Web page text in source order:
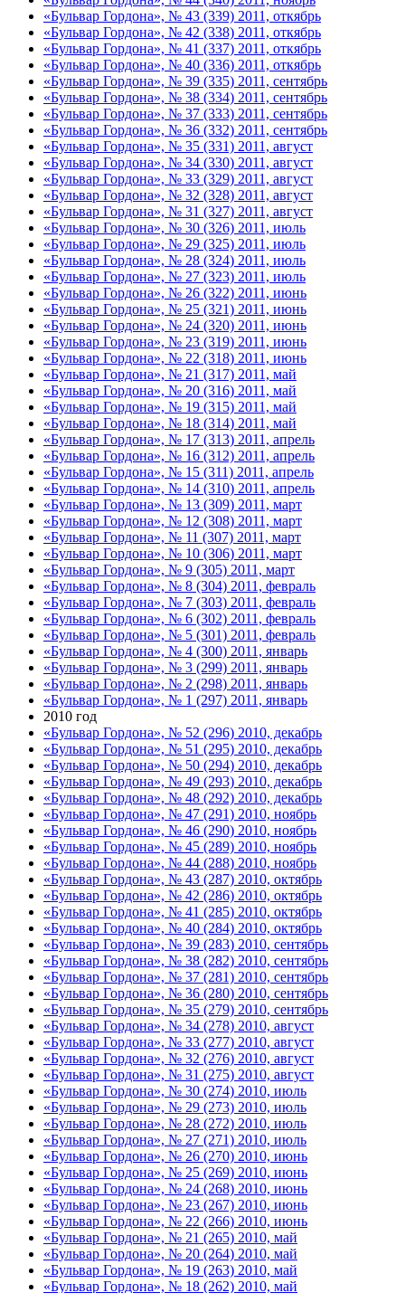
«Бульвар Гордона», № 43 (339) 2011, откябрь
«Бульвар Гордона», № 42 (338) 2011, откябрь
«Бульвар Гордона», № 41 (337) 2011, откябрь
«Бульвар Гордона», № 40 (336) 2011, откябрь
«Бульвар Гордона», № 39 (335) 2011, сентябрь
«Бульвар Гордона», № 38 (334) 2011, сентябрь
«Бульвар Гордона», № 37 (333) 2011, сентябрь
«Бульвар Гордона», № 36 (332) 2011, сентябрь
«Бульвар Гордона», № 35 (331) 2011, август
«Бульвар Гордона», № 34 (330) 2011, август
«Бульвар Гордона», № 33 (329) 2011, август
«Бульвар Гордона», № 32 (328) 2011, август
«Бульвар Гордона», № 31 (327) 2011, август
«Бульвар Гордона», № 30 (326) 2011, июль
«Бульвар Гордона», № 29 (325) 2011, июль
«Бульвар Гордона», № 28 (324) 2011, июль
«Бульвар Гордона», № 27 (323) 2011, июль
«Бульвар Гордона», № 26 (322) 2011, июнь
«Бульвар Гордона», № 25 (321) 2011, июнь
«Бульвар Гордона», № 24 (320) 2011, июнь
«Бульвар Гордона», № 23 (319) 2011, июнь
«Бульвар Гордона», № 22 (318) 2011, июнь
«Бульвар Гордона», № 21 (317) 2011, май
«Бульвар Гордона», № 20 (316) 2011, май
«Бульвар Гордона», № 19 (315) 2011, май
«Бульвар Гордона», № 18 (314) 2011, май
«Бульвар Гордона», № 17 (313) 2011, апрель
«Бульвар Гордона», № 16 (312) 2011, апрель
«Бульвар Гордона», № 15 (311) 2011, апрель
«Бульвар Гордона», № 14 (310) 2011, апрель
«Бульвар Гордона», № 13 (309) 2011, март
«Бульвар Гордона», № 12 (308) 2011, март
«Бульвар Гордона», № 11 (307) 2011, март
«Бульвар Гордона», № 10 (306) 2011, март
«Бульвар Гордона», № 9 (305) 2011, март
«Бульвар Гордона», № 8 (304) 2011, февраль
«Бульвар Гордона», № 7 (303) 2011, февраль
«Бульвар Гордона», № 6 (302) 2011, февраль
«Бульвар Гордона», № 5 (301) 2011, февраль
«Бульвар Гордона», № 4 (300) 2011, январь
«Бульвар Гордона», № 3 (299) 2011, январь
«Бульвар Гордона», № 2 (298) 2011, январь
«Бульвар Гордона», № 1 (297) 2011, январь
2010 год
«Бульвар Гордона», № 52 (296) 2010, декабрь
«Бульвар Гордона», № 51 (295) 2010, декабрь
«Бульвар Гордона», № 50 (294) 2010, декабрь
«Бульвар Гордона», № 49 (293) 2010, декабрь
«Бульвар Гордона», № 48 (292) 2010, декабрь
«Бульвар Гордона», № 47 (291) 2010, ноябрь
«Бульвар Гордона», № 46 (290) 2010, ноябрь
«Бульвар Гордона», № 45 (289) 2010, ноябрь
«Бульвар Гордона», № 44 (288) 2010, ноябрь
«Бульвар Гордона», № 43 (287) 2010, октябрь
«Бульвар Гордона», № 42 (286) 2010, октябрь
«Бульвар Гордона», № 41 (285) 2010, октябрь
«Бульвар Гордона», № 40 (284) 2010, октябрь
«Бульвар Гордона», № 39 (283) 2010, сентябрь
«Бульвар Гордона», № 38 (282) 2010, сентябрь
«Бульвар Гордона», № 37 (281) 2010, сентябрь
«Бульвар Гордона», № 36 (280) 2010, сентябрь
«Бульвар Гордона», № 35 (279) 2010, сентябрь
«Бульвар Гордона», № 34 (278) 2010, август
«Бульвар Гордона», № 33 (277) 2010, август
«Бульвар Гордона», № 32 (276) 2010, август
«Бульвар Гордона», № 31 (275) 2010, август
«Бульвар Гордона», № 30 (274) 2010, июль
«Бульвар Гордона», № 29 (273) 2010, июль
«Бульвар Гордона», № 28 (272) 2010, июль
«Бульвар Гордона», № 27 (271) 2010, июль
«Бульвар Гордона», № 26 (270) 2010, июнь
«Бульвар Гордона», № 25 (269) 2010, июнь
«Бульвар Гордона», № 24 (268) 2010, июнь
«Бульвар Гордона», № 23 (267) 2010, июнь
«Бульвар Гордона», № 22 (266) 2010, июнь
«Бульвар Гордона», № 21 (265) 2010, май
«Бульвар Гордона», № 20 (264) 2010, май
«Бульвар Гордона», № 19 (263) 2010, май
«Бульвар Гордона», № 18 (262) 2010, май